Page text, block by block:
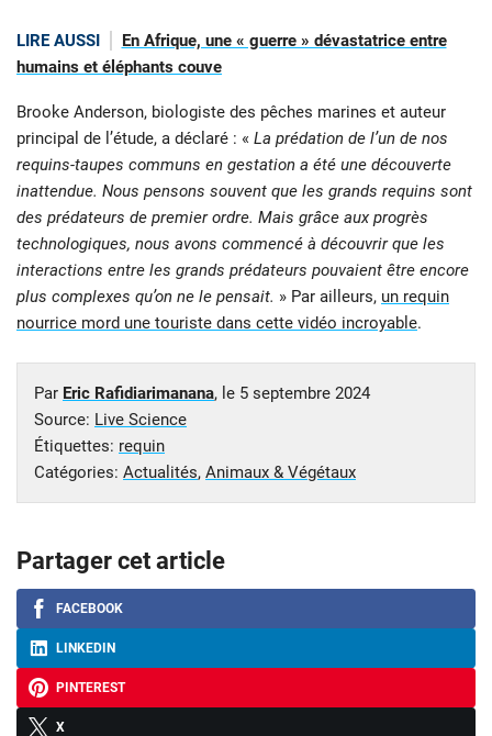
LIRE AUSSI
En Afrique, une « guerre » dévastatrice entre
humains et éléphants couve
Brooke Anderson, biologiste des pêches marines et auteur
principal de l’étude, a déclaré : « La prédation de l’un de nos
requins-taupes communs en gestation a été une découverte
inattendue. Nous pensons souvent que les grands requins sont
des prédateurs de premier ordre. Mais grâce aux progrès
technologiques, nous avons commencé à découvrir que les
interactions entre les grands prédateurs pouvaient être encore
plus complexes qu’on ne le pensait. » Par ailleurs, un requin
nourrice mord une touriste dans cette vidéo incroyable.
Par Eric Rafidiarimanana, le 5 septembre 2024
Source: Live Science
Étiquettes: requin
Catégories: Actualités, Animaux & Végétaux
Partager cet article
FACEBOOK
LINKEDIN
PINTEREST
X